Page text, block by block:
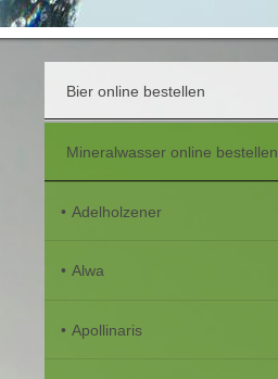
Bier online bestellen
Mineralwasser online bestellen
Adelholzener
Alwa
Apollinaris